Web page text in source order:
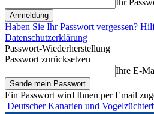
Ihr
Haben Sie Ihr Passwort vergessen?
Datenschutzerklärung
Passwort-Wiederherstellung
Passwort zurücksetzen
Ihre E-
Ein Passwort wird Ihnen per Email
Deutscher Kanarien und